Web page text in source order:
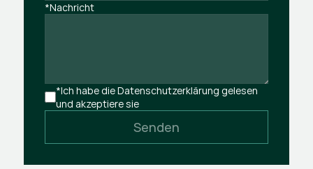
*Nachricht
*Ich habe die Datenschutzerklärung gelesen
und akzeptiere sie
Senden